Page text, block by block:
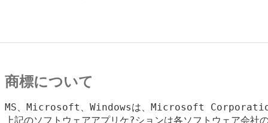
商標について
MS、Microsoft、Windowsは、Microsoft Corporation
上記のソフトウェアアプリケ?ションは各ソフトウェア会社